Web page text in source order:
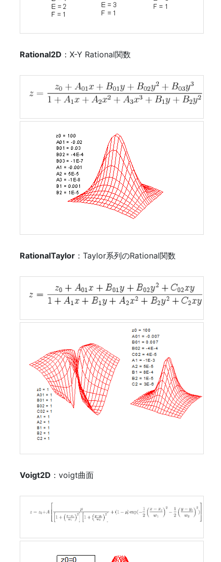
Rational2D ：X-Y Rational関数
RationalTaylor ：Taylor系列のRational関数
Voigt2D ：voigt曲面